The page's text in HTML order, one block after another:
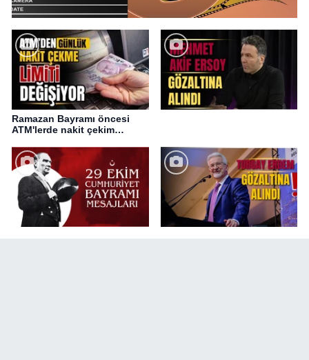
Ramazan Bayramı öncesi
ATM'lerde nakit çekim